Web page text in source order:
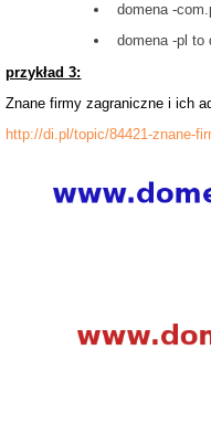
domena -
domena -pl to
przykład 3:
Znane firmy zagraniczne i ich
http://di.pl/topic/84421-znane-